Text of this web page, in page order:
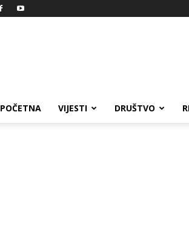
POČETNA VIJESTI DRUŠTVO